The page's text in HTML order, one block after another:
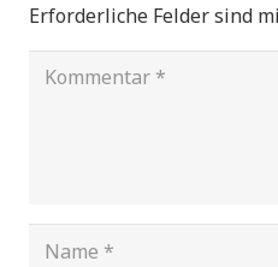
Erforderliche Felder sind